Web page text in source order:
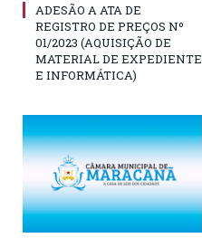
ADESÃO A ATA DE
REGISTRO DE PREÇOS Nº
01/2023 (AQUISIÇÃO DE
MATERIAL DE EXPEDIENTE
E INFORMÁTICA)